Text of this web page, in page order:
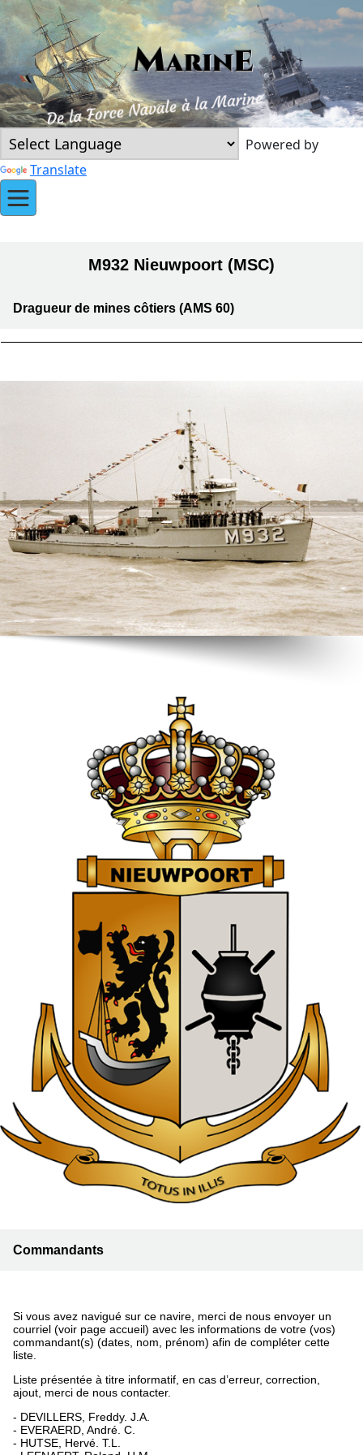
Powered by
Translate
M932 Nieuwpoort (MSC)
Dragueur de mines côtiers (AMS 60)
Commandants
Si vous avez navigué sur ce navire, merci de nous envoyer un
courriel (voir page accueil) avec les informations de votre (vos)
commandant(s) (dates, nom, prénom) afin de compléter cette
liste.
Liste présentée à titre informatif, en cas d’erreur, correction,
ajout, merci de nous contacter.
- DEVILLERS, Freddy. J.A.
- EVERAERD, André. C.
- HUTSE, Hervé. T.L.